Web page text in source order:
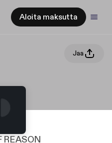
Aloita maksutta
Jaa
REASON